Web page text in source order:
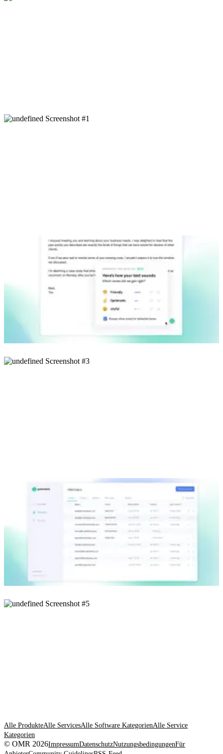
Alle ProdukteAlle ServicesAlle Software KategorienAlle Service
Kategorien
© OMR 2026ImpressumDatenschutzNutzungsbedingungenFür